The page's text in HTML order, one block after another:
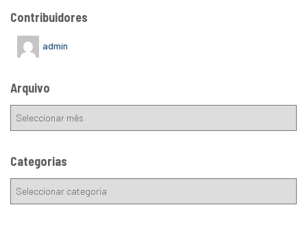
Contribuidores
admin
Arquivo
Categorias